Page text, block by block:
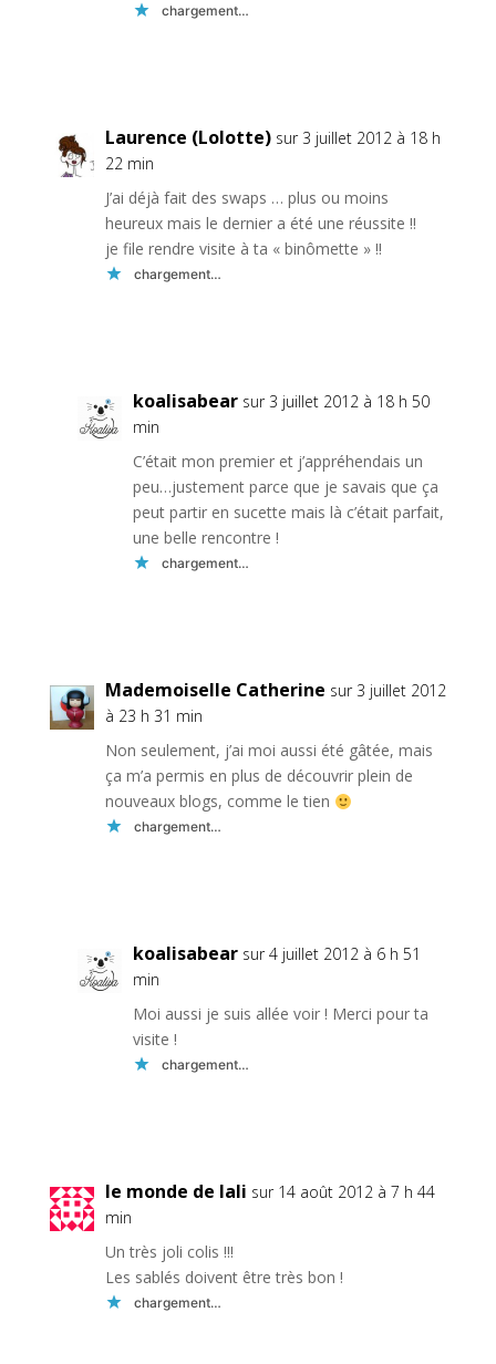
chargement…
Laurence (Lolotte) sur 3 juillet 2012 à 18 h
22 min
J’ai déjà fait des swaps … plus ou moins
heureux mais le dernier a été une réussite !!
je file rendre visite à ta « binômette » !!
chargement…
koalisabear sur 3 juillet 2012 à 18 h 50
min
C’était mon premier et j’appréhendais un
peu…justement parce que je savais que ça
peut partir en sucette mais là c’était parfait,
une belle rencontre !
chargement…
Mademoiselle Catherine sur 3 juillet 2012
à 23 h 31 min
Non seulement, j’ai moi aussi été gâtée, mais
ça m’a permis en plus de découvrir plein de
nouveaux blogs, comme le tien
chargement…
koalisabear sur 4 juillet 2012 à 6 h 51
min
Moi aussi je suis allée voir ! Merci pour ta
visite !
chargement…
le monde de lali sur 14 août 2012 à 7 h 44
min
Un très joli colis !!!
Les sablés doivent être très bon !
chargement…